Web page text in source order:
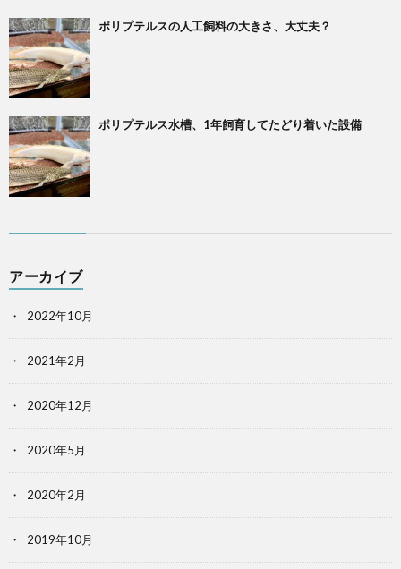
ポリプテルスの人工飼料の大きさ、大丈夫？
ポリプテルス水槽、1年飼育してたどり着いた設備
アーカイブ
2022年10月
2021年2月
2020年12月
2020年5月
2020年2月
2019年10月